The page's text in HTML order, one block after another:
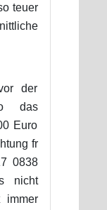
teuer
der
das
Euro
fr
0838
nicht
immer